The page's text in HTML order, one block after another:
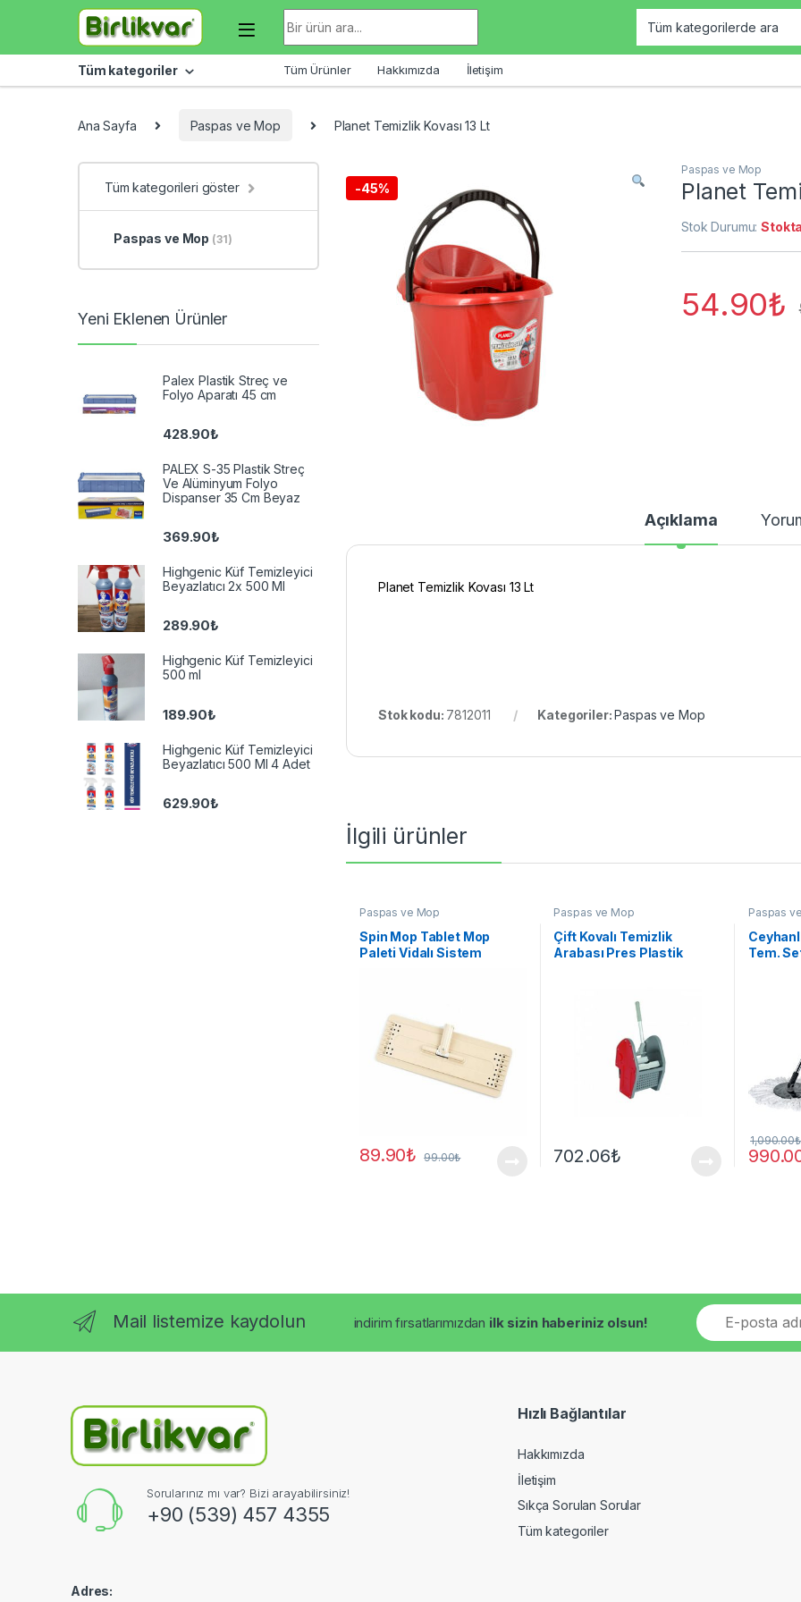
Skip to navigation
Skip to content
Tüm kategoriler Tüm Ürünler Hakkımızda İletişim
Ana Sayfa Paspas ve Mop Planet Temizlik Kovası 13 Lt
-45%
Paspas ve Mop
Planet
Stok Durumu:
54.90₺
Açıklama
Planet Temizlik Kovası 13 Lt
Stok kodu: 7812011 Kategoriler:Paspas ve Mop
İlgili ürünler
Paspas ve Mop
Spin Mop Tablet Mop
Paleti Vidalı Sistem
89.90₺ 99.00₺
Paspas ve Mop
Çift Kovalı Temizlik
Arabası Pres Plastik
702.06₺
Paspas
Tem.
1,090.00₺
Tüm kategorileri göster
Paspas ve Mop (31)
Yeni Eklenen Ürünler
Palex Plastik Streç ve
Folyo Aparatı 45 cm
428.90₺
PALEX S-35 Plastik Streç
Ve Alüminyum Folyo
Dispanser 35 Cm Beyaz
369.90₺
Highgenic Küf Temizleyici
Beyazlatıcı 2x 500 Ml
289.90₺
Highgenic Küf Temizleyici
500 ml
189.90₺
Highgenic Küf Temizleyici
Beyazlatıcı 500 Ml 4 Adet
629.90₺
Mail listemize kaydolun indirim fırsatlarımızdan ilk sizin haberiniz olsun!
E
m
a
Sorularınız mı var? Bizi arayabilirsiniz!
+90 (539) 457 4355
Adres:
Hızlı Bağlantılar
Hakkımızda
İletişim
Sıkça Sorulan Sorular
Tüm kategoriler